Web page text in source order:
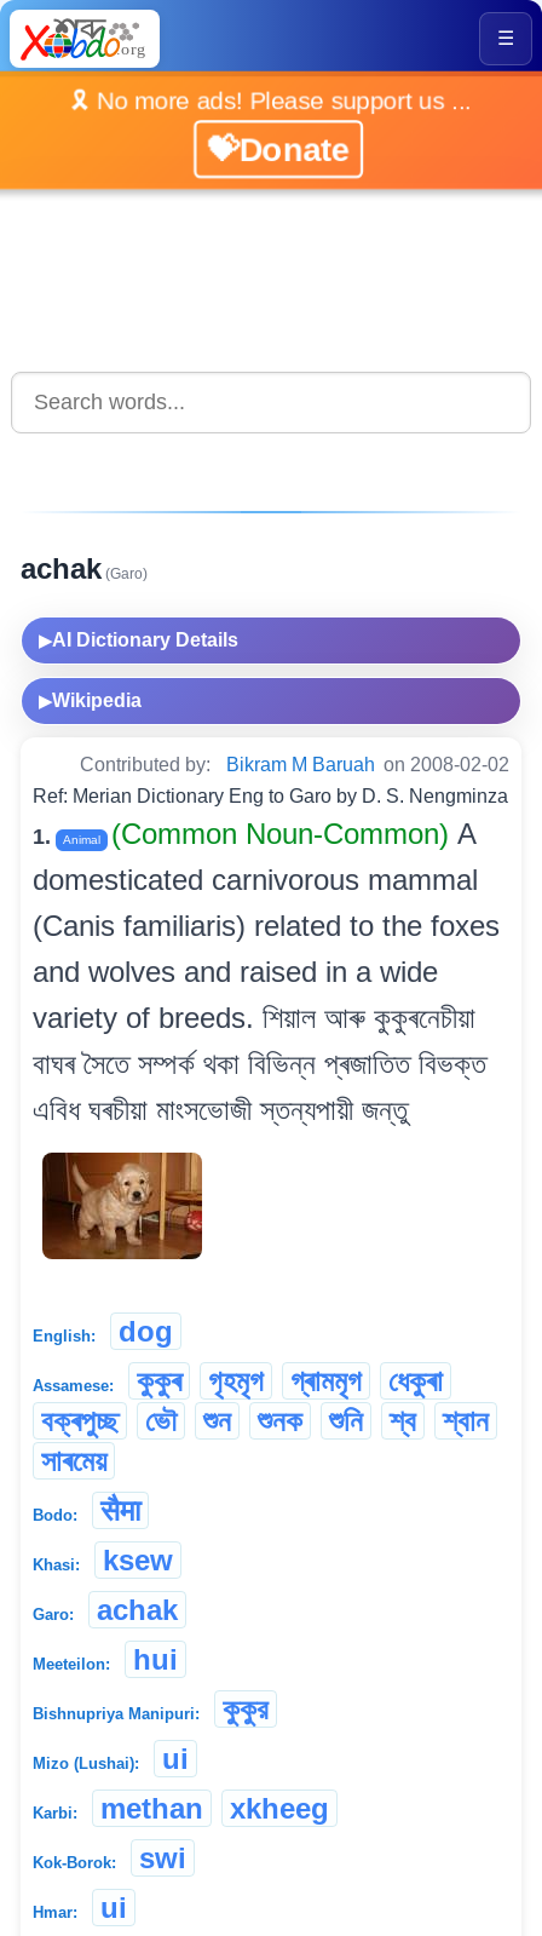
☰
🎗️ No more ads! Please support us ...
💝Donate
achak (Garo)
▶AI Dictionary Details
▶Wikipedia
Contributed by: Bikram M Baruah on 2008-02-02
Ref: Merian Dictionary Eng to Garo by D. S. Nengminza
1. Animal (Common Noun-Common) A
domesticated carnivorous mammal
(Canis familiaris) related to the foxes
and wolves and raised in a wide
variety of breeds. শিয়াল আৰু কুকুৰনেচীয়া
বাঘৰ সৈতে সম্পৰ্ক থকা বিভিন্ন প্ৰজাতিত বিভক্ত
এবিধ ঘৰচীয়া মাংসভোজী স্তন্যপায়ী জন্তু
English: dog
Assamese: কুকুৰ গৃহমৃগ গ্ৰামমৃগ
ধেকুৰা
বক্ৰপুচ্ছ
ভৌ শুন শুনক শুনি শ্ব
শ্বান
সাৰমেয়
Bodo: सैमा
Khasi: ksew
Garo: achak
Meeteilon: hui
Bishnupriya Manipuri: কুকুর
Mizo (Lushai): ui
Karbi: methan xkheeg
Kok-Borok: swi
Hmar: ui